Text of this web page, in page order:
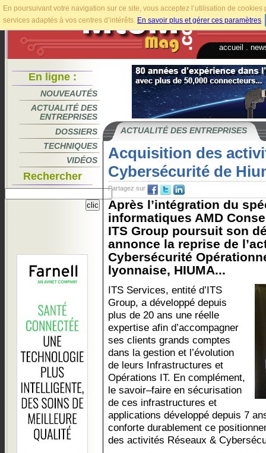
En poursuivant votre navigation sur ce site, vous acceptez l’utilisation de
services adaptés à vos centres d’intérêts. En savoir plus et gérer ces paramètres.
accueil
En ligne :
NOUVEAUTÉS
ACTUALITÉ DES
ENTREPRISES
DOSSIERS
TECHNIQUES
VIDÉOS
Rechercher
ACTUALITÉ DES ENTREPRISES
Acquisition des
Cybersécurité de
Partagez sur
Après l’intégration du
informatiques AMD
ITS Group poursuit son
annonce la reprise de
Cybersécurité
lyonnaise, HIUMA...
ITS Services, entité d’ITS
Group, a développé depuis
plus de 20 ans une réelle
expertise afin d’accompagner
ses clients grands comptes
dans la gestion et l’évolution
de leurs Infrastructures et
Opérations IT. En complément,
le savoir–faire en sécurisation
de ces infrastructures et
applications développé depuis 7
conforte durablement ce
des activités Réseaux &